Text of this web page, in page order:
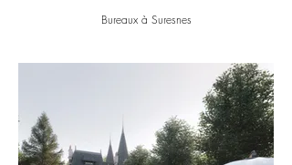
Bureaux à Suresnes